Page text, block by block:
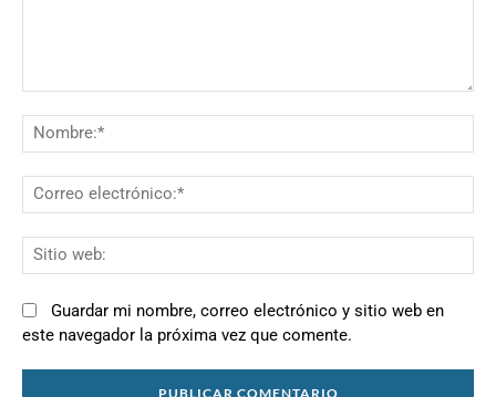
Guardar mi nombre, correo electrónico y sitio web en
este navegador la próxima vez que comente.